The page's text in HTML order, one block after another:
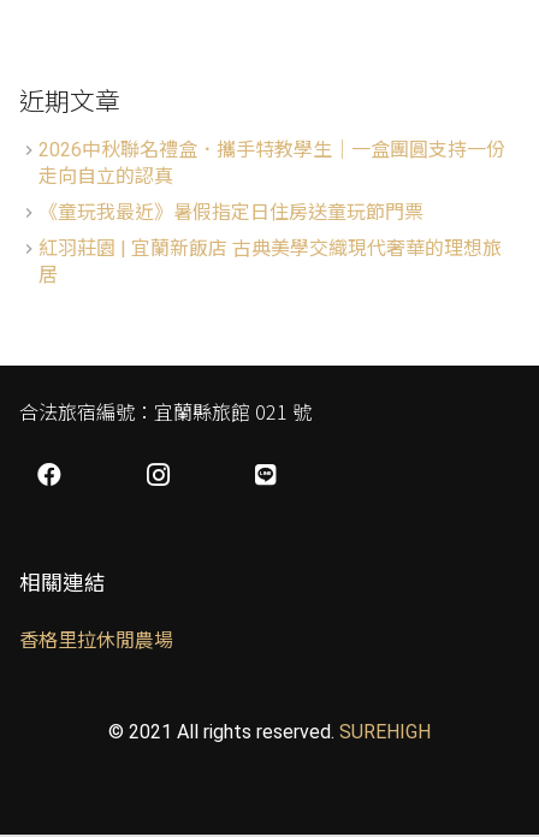
近期文章
2026中秋聯名禮盒．攜手特教學生│一盒團圓支持一份
走向自立的認真
《童玩我最近》暑假指定日住房送童玩節門票
紅羽莊園 | 宜蘭新飯店 古典美學交織現代奢華的理想旅
居
合法旅宿編號：宜蘭縣旅館 021 號
相關連結
香格里拉休閒農場
© 2021 All rights reserved. SUREHIGH